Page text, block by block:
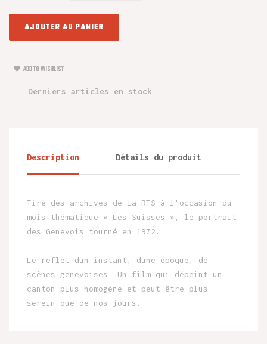
AJOUTER AU PANIER
ADD TO WISHLIST
Derniers articles en stock
Description Détails du produit
Tiré des archives de la RTS à l'occasion du
mois thématique « Les Suisses », le portrait
des Genevois tourné en 1972.
Le reflet dun instant, dune époque, de
scènes genevoises. Un film qui dépeint un
canton plus homogène et peut-être plus
serein que de nos jours.